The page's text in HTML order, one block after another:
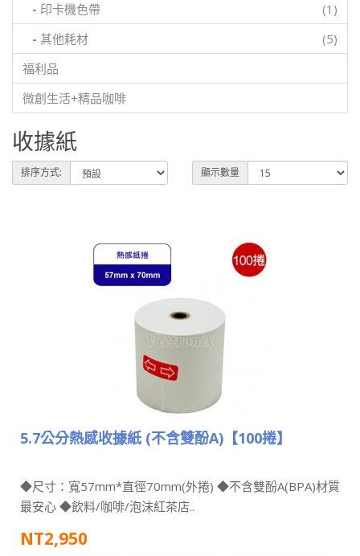
- 印卡機色帶
(1)
- 其他耗材
(5)
福利品
微創生活+精品咖啡
收據紙
排序方式: 顯示數量
5.7公分熱感收據紙 (不含雙酚A)【100捲】
◆尺寸：寬57mm*直徑70mm(外捲) ◆不含雙酚A(BPA)材質
最安心 ◆飲料/咖啡/泡沫紅茶店..
NT2,950